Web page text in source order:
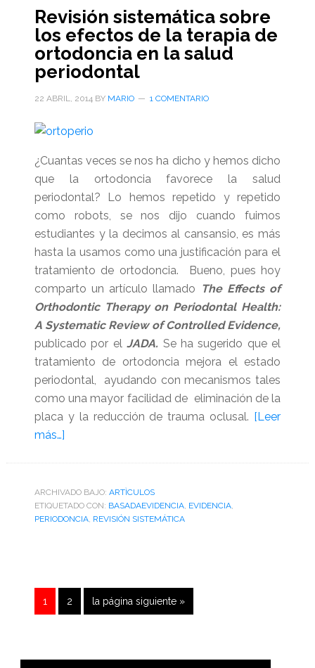
del
la
periodontal
Revisión sistemática sobre
los efectos de la terapia de
ortodoncia en la salud
periodontal
22 ABRIL, 2014BY MARIO 1 COMENTARIO
¿Cuantas veces se nos ha dicho y hemos dicho
que la ortodoncia favorece la salud
periodontal? Lo hemos repetido y repetido
como robots, se nos dijo cuando fuimos
estudiantes y la decimos al cansansio, es más
hasta la usamos como una justificación para el
tratamiento de ortodoncia. Bueno, pues hoy
comparto un artículo llamado The Effects of
Orthodontic Therapy on Periodontal Health:
A Systematic Review of Controlled Evidence,
publicado por elJADA. Se ha sugerido que el
tratamiento de ortodoncia mejora el estado
periodontal, ayudando con mecanismos tales
como una mayor facilidad de eliminación de la
placa y la reducción de trauma oclusal. [Leer
más…]acerca
sistemática
sobre
los
terapia
de
ARCHIVADO BAJO: ARTÌCULOS
ETIQUETADO CON: BASADAEVIDENCIA, EVIDENCIA,
PERIODONCIA, REVISIÓN SISTEMÁTICA
Página
1 Página
2
Ir
a
la página siguiente »
Barra